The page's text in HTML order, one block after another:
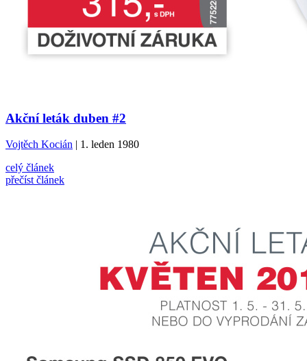
Akční leták duben #2
Vojtěch Kocián | 1. leden 1980
celý článek
přečíst článek